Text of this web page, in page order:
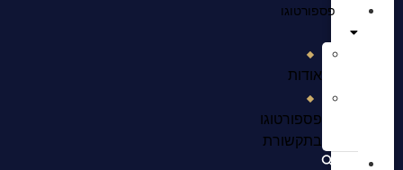
פספורטוגו
אודות
פספורטוגו
בתקשורת